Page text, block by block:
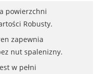
powierzchni
Robusty.
zapewnia
nut spalenizny.
w pełni